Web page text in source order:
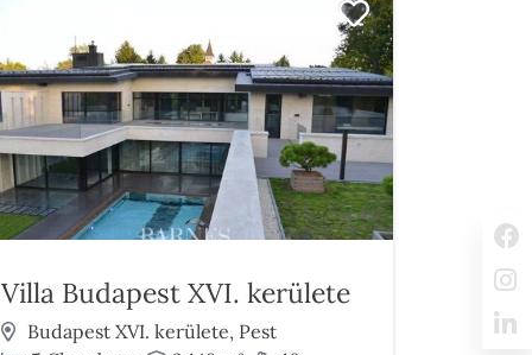
Villa Budapest XVI. kerülete
Budapest XVI. kerülete, Pest